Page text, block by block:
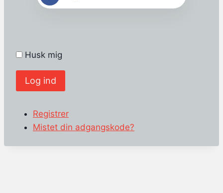
Husk mig
Log ind
Registrer
Mistet din adgangskode?